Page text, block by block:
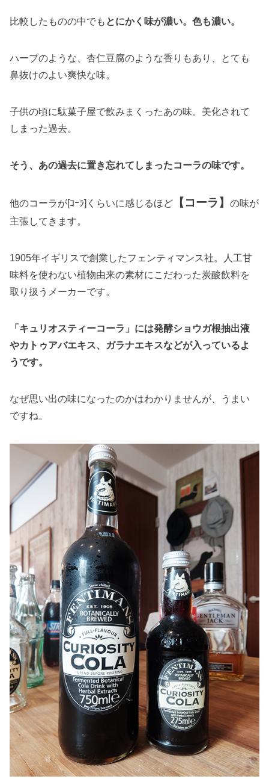
比較したものの中でも とにかく味が濃い。色も濃い。
ハーブのような、杏仁豆腐のような香りもあり、とても
鼻抜けのよい爽快な味。
子供の頃に駄菓子屋で飲みまくったあの味。美化されて
しまった過去。
そう、あの過去に置き忘れてしまったコーラの味です。
他のコーラが[ｺｰﾗ]くらいに感じるほど 【コーラ】の味が
主張してきます。
1905年イギリスで創業したフェンティマンス社。人工甘
味料を使わない植物由来の素材にこだわった炭酸飲料を
取り扱うメーカーです。
「キュリオスティーコーラ」には発酵ショウガ根抽出液
やカトゥアバエキス、ガラナエキスなどが入っているよ
うです。
なぜ思い出の味になったのかはわかりませんが、うまい
ですね。